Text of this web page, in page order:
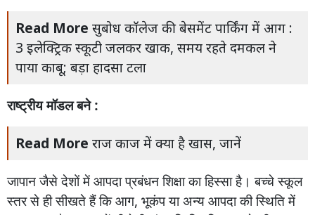
Read More सुबोध कॉलेज की बेसमेंट पार्किंग में आग :
3 इलेक्ट्रिक स्कूटी जलकर खाक, समय रहते दमकल ने
पाया काबू; बड़ा हादसा टला
राष्ट्रीयमॉडलबने :
Read More राज काज में क्या है खास, जानें
जापानजैसेदेशोंमेंआपदाप्रबंधनशिक्षाकाहिस्साहै। बच्चेस्कूल
स्तरसेहीसीखतेहैंकिआग, भूकंपयाअन्यआपदाकीस्थितिमें